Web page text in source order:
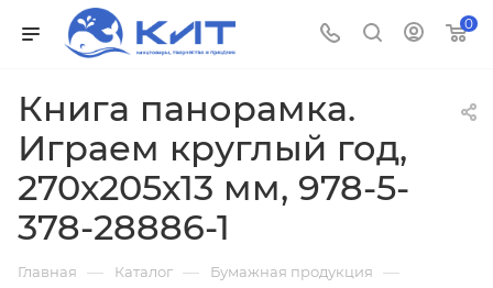
0
Книга панорамка.
Играем круглый год,
270х205х13 мм, 978-5-
378-28886-1
Главная — Каталог — Бумажная продукция —